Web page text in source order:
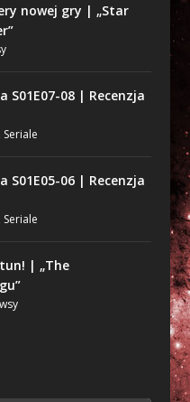
nowej gry | „Star
S01E07-08 | Recenzja
Seriale
S01E05-06 | Recenzja
Seriale
| „The